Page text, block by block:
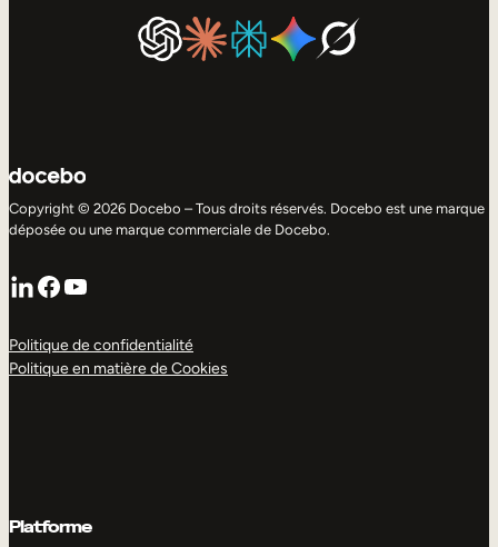
Copyright © 2026 Docebo – Tous droits réservés. Docebo est une marque
déposée ou une marque commerciale de Docebo.
LinkedIn
Facebook
YouTube
Politique de confidentialité
Politique en matière de Cookies
Platforme